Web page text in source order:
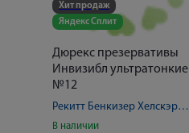
Хит продаж
Яндекс Сплит
Дюрекс презервативы
Инвизибл ультратонкие
№12
Рекитт Бенкизер Хелскэр Интернешнл Лтд
В наличии